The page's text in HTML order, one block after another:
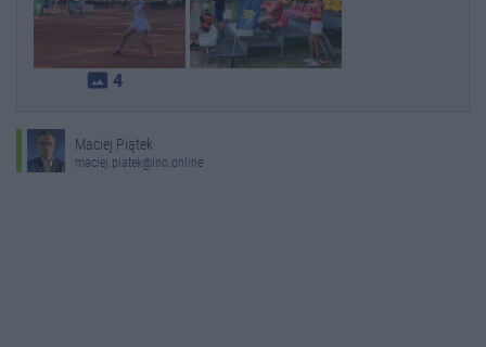
photo_size_select_actual 4
Maciej Piątek
maciej.piatek@ino.online